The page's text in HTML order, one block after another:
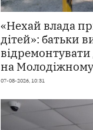
«Нехай влада
дітей»: батьки
на Молодіжному
07-08-2026, 10:31